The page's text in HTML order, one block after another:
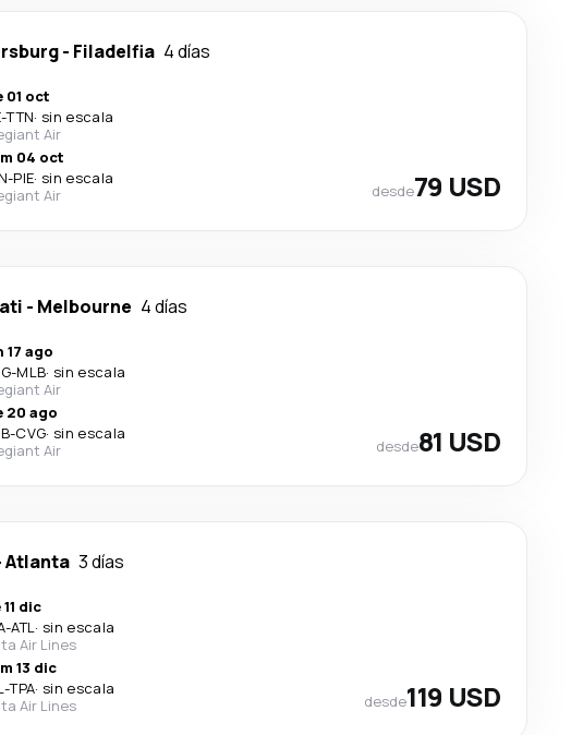
- Filadelfia 4 días
01 oct
-TTN· sin escala
Air
04 oct
-PIE· sin escala
Air
desde79 USD
- Melbourne 4 días
17 ago
-MLB· sin escala
Air
20 ago
-CVG· sin escala
Air
desde81 USD
Atlanta 3 días
dic
-ATL· sin escala
Air Lines
13 dic
-TPA· sin escala
Air Lines
desde119 USD